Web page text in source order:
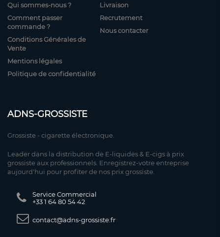
Qui sommes-nous ?
Comment passer
commande ?
Conditions Générales de
Vente
Mentions légales
Politique de confidentialité
Livraison
Recrutement
Nous contacter
ADNS-GROSSISTE
Grossiste - cigarette électronique.
Leader dans la distribution de E-liquides & E-cigs à prix
grossiste aux professionnels. Enregistrez-votre entreprise
aujourd'hui pour profiter de nos prix grossiste.
Service Commercial
+33 1 64 80 54 42
contact@adns-grossiste.fr